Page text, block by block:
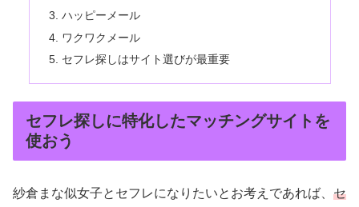
ハッピーメール
ワクワクメール
セフレ探しはサイト選びが最重要
セフレ探しに特化したマッチングサイトを
使おう
紗倉まな似女子とセフレになりたいとお考えであれば、 セ